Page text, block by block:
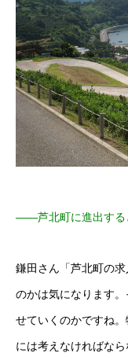
――芦北町に進出する
鎌田さん「芦北町の
のかは気になります
せていくのかですね
には考えなければな